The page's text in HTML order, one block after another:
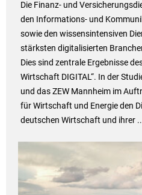
Die Finanz- und
den Informations- und
sowie den wissensintensiven
stärksten digitalisierten
Dies sind zentrale Ergebnisse
Wirtschaft DIGITAL“. In der
und das ZEW Mannheim im
für Wirtschaft und Energie den
deutschen Wirtschaft und ihrer